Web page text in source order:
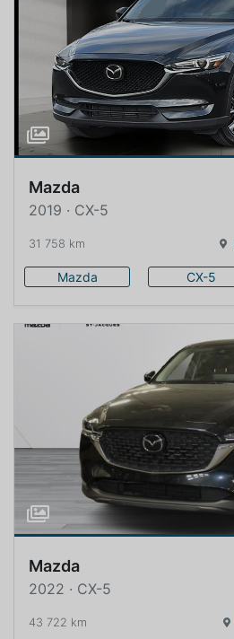
Mazda
2019 · CX-5
31 758 km
Mazda CX-5
Mazda
2022 · CX-5
43 722 km